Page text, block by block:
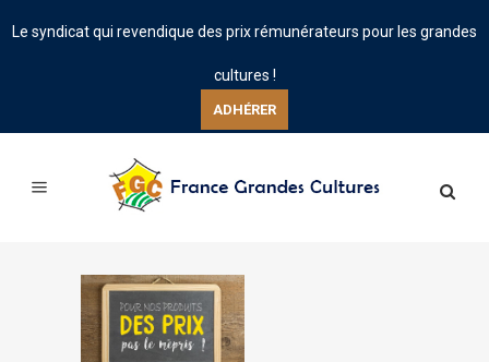
Le syndicat qui revendique des prix rémunérateurs pour les grandes
cultures !
ADHÉRER